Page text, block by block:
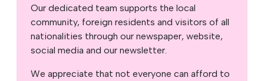
Our dedicated team supports the local
community, foreign residents and visitors of all
nationalities through our newspaper, website,
social media and our newsletter.
We appreciate that not everyone can afford to